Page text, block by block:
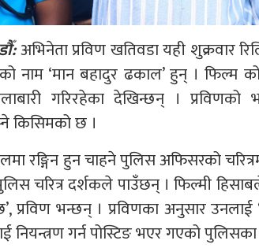
अभिनेता प्रविण खतिवडा यही शुक्रवार
नाम ‘मान बहादुर ढकाल’ हुन् । फिल्म
गरिरहेका देखिन्छन् । प्रविणको
किसिमको छ ।
रङ्गिन हुन चाहने पुलिस अफिसरको
चरित्र दर्शकले पाउँछन् । फिल्मी
प्रविण भन्छन् । प्रविणका अनुसार
गर्न पोस्टिङ भएर गएको